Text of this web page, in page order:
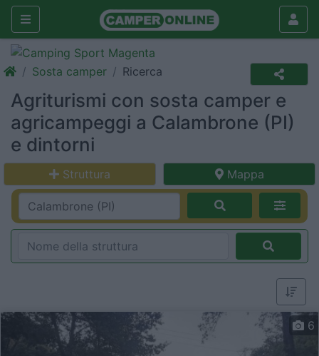
Sosta camper Ricerca
Agriturismi con sosta camper e
agricampeggi a Calambrone (PI)
e dintorni
Struttura Mappa
6